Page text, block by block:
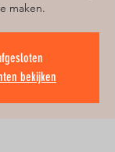
maken.
bekijken